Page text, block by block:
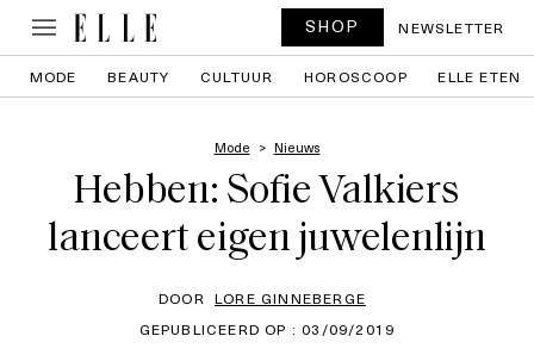
SHOP NEWSLETTER
MODE BEAUTY CULTUUR HOROSCOOP ELLE ETEN
Mode Nieuws
Hebben: Sofie Valkiers
lanceert eigen juwelenlijn
DOOR LORE GINNEBERGE
GEPUBLICEERD OP : 03/09/2019